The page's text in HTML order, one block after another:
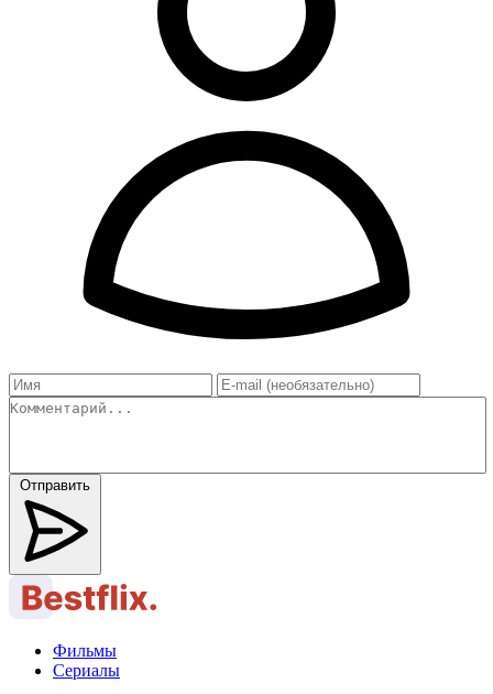
Отправить
Фильмы
Сериалы